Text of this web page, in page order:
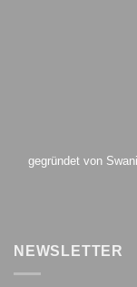
gegründet von
NEWSLETTER